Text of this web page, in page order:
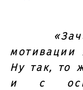
мотивации
Ну так, то
и с